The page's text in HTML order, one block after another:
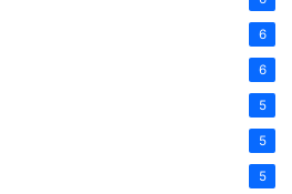
6
6
5
5
5